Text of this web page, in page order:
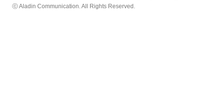
ⓒ Aladin Communication. All Rights Reserved.